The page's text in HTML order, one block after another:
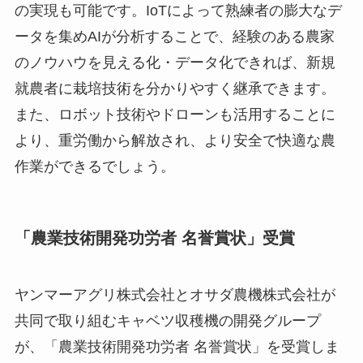
の実現も可能です。IoTによって熟練者の膨大なデ
ータを集めAIが分析することで、経験のある農家
のノウハウを見える化・データ化できれば、新規
就農者に栽培技術を分かりやすく継承できます。
また、ロボット技術やドローンも活用することに
より、重労働から解放され、より安全で快適な農
作業ができるでしょう。
「農業技術開発功労者 名誉賞状」受賞
ヤンマーアグリ株式会社とオサダ農機株式会社が
共同で取り組むキャベツ収穫機の開発グループ
が、「農業技術開発功労者 名誉賞状」を受賞しま